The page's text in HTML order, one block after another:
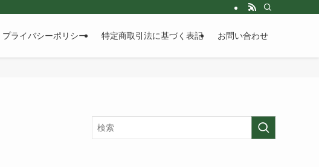
プライバシーポリシー 特定商取引法に基づく表記 お問い合わせ